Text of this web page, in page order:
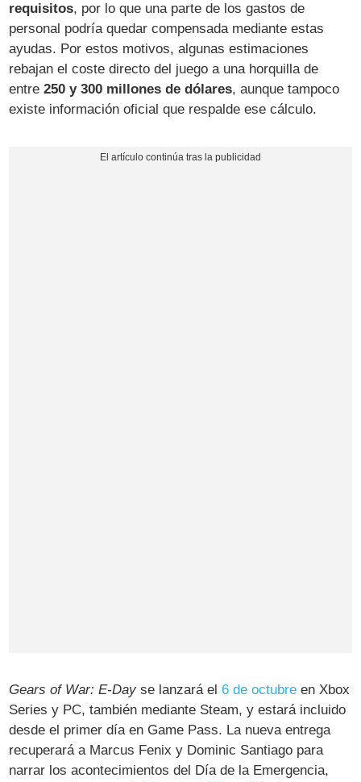
requisitos, por lo que una parte de los gastos de
personal podría quedar compensada mediante estas
ayudas. Por estos motivos, algunas estimaciones
rebajan el coste directo del juego a una horquilla de
entre250 y 300 millones de dólares, aunque tampoco
existe información oficial que respalde ese cálculo.
Gears of War: E-Day se lanzará el6 de octubre en Xbox
Series y PC, también mediante Steam, y estará incluido
desde el primer día en Game Pass. La nueva entrega
recuperará a Marcus Fenix y Dominic Santiago para
narrar los acontecimientos del Día de la Emergencia,